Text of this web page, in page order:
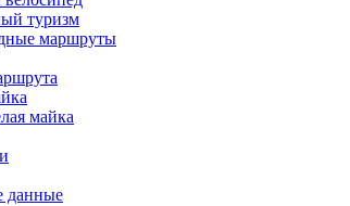
туризм
маршруты
майка
данные